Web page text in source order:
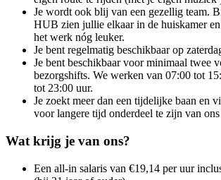
Je wordt ook blij van een gezellig team.
HUB zien jullie elkaar in de huiskamer
het werk nóg leuker.
Je bent regelmatig beschikbaar op
Je bent beschikbaar voor minimaal twee
bezorgshifts. We werken van 07:00 tot
tot 23:00 uur.
Je zoekt meer dan een tijdelijke baan en
voor langere tijd onderdeel te zijn van ons
Wat krijg je van ons?
Een all-in salaris van €19,14 per uur